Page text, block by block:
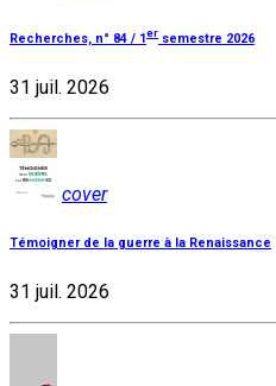
Recherches, n° 84 / 1er semestre 2026
31 juil. 2026
cover
Témoigner de la guerre à la Renaissance
31 juil. 2026